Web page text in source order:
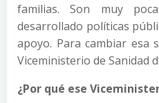
familias. Son muy
desarrollado políticas
apoyo. Para cambiar esa
Viceministerio de Sanidad
¿Por qué ese